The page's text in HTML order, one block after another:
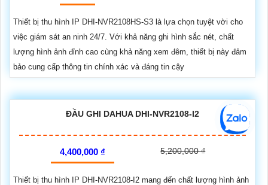
Thiết bị thu hình IP DHI-NVR2108HS-S3 là lựa chọn tuyệt vời cho
việc giám sát an ninh 24/7. Với khả năng ghi hình sắc nét, chất
lượng hình ảnh đỉnh cao cùng khả năng xem đêm, thiết bị này đảm
bảo cung cấp thông tin chính xác và đáng tin cậy
ĐẦU GHI DAHUA DHI-NVR2108-I2
4,400,000 ₫ 5,200,000 ₫
Thiết bị thu hình IP DHI-NVR2108-I2 mang đến chất lượng hình ảnh